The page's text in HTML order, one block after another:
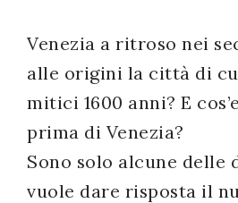
Venezia a ritroso nei
alle origini la città di
mitici 1600 anni? E
prima di Venezia?
Sono solo alcune delle
vuole dare risposta il